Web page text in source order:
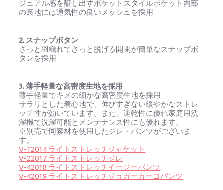
ジュアル感を醸し出すポケットスタイルポケット内部
の裏地には通気性の良いメッシュを採用
2. スナップボタン
さっと羽織れてさっと脱げる開閉が簡単なスナップボ
タンを採用
3. 薄手軽量な高密度生地を採用
薄手軽量でキメの細かな高密度生地を採用
サラリとした着心地で、伸びすぎない緩やかなストレ
ッチ性が効いています。また、速乾性に優れ家庭用洗
濯機で洗濯可能とメンテナンス性にも優れます。
※別売で同素材を使用したジレ・パンツがございま
す。
V-12014 ライトストレッチジャケット
V-22017 ライトストレッチジレ
V-42018 ライトストレッチイージーパンツ
V-42019 ライトストレッチジョガーカーゴパンツ